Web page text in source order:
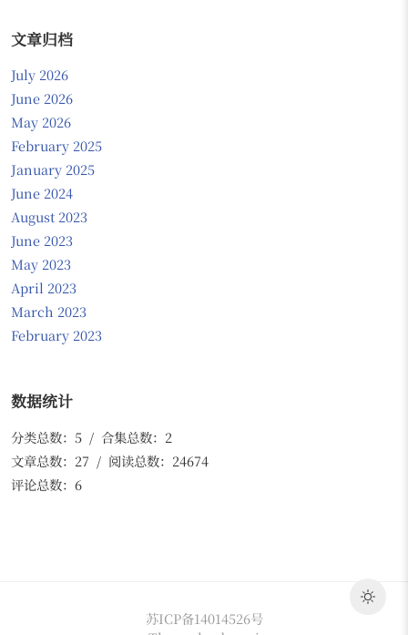
文章归档
July 2026
June 2026
May 2026
February 2025
January 2025
June 2024
August 2023
June 2023
May 2023
April 2023
March 2023
February 2023
数据统计
分类总数：5 / 合集总数：2
文章总数：27 / 阅读总数：24674
评论总数：6
苏ICP备14014526号